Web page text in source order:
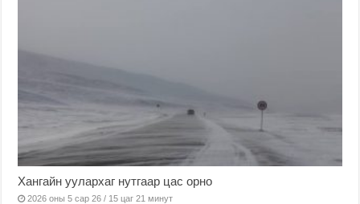
Хангайн уулархаг нутгаар цас орно
2026 оны 5 сар 26 / 15 цаг 21 минут